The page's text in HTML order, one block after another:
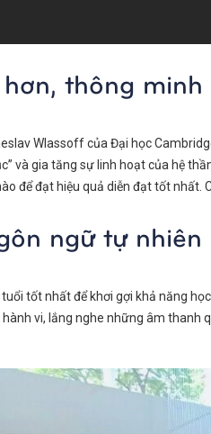
thông minh
Wlassoff của Đại học
và gia tăng sự linh hoạt của hệ
để đạt hiệu quả diễn đạt tốt nhất.
ngữ tự
tốt nhất để khơi gợi khả năng
hành vi, lắng nghe những âm